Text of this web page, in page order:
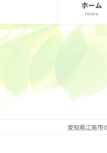
ッ
移
ホーム
Home
愛知県江南市